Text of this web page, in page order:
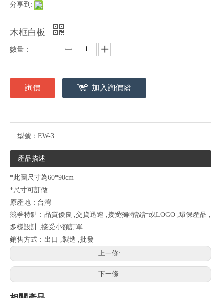
分享到:
木框白板
數量：
詢價 加入詢價籃
型號： EW-3
產品描述
*此圖尺寸為60*90cm
*尺寸可訂做
原產地：台灣
競爭特點：品質優良 ,交貨迅速 ,接受獨特設計或LOGO ,環保產品 ,
多樣設計 ,接受小額訂單
銷售方式：出口 ,製造 ,批發
上一條:
下一條: